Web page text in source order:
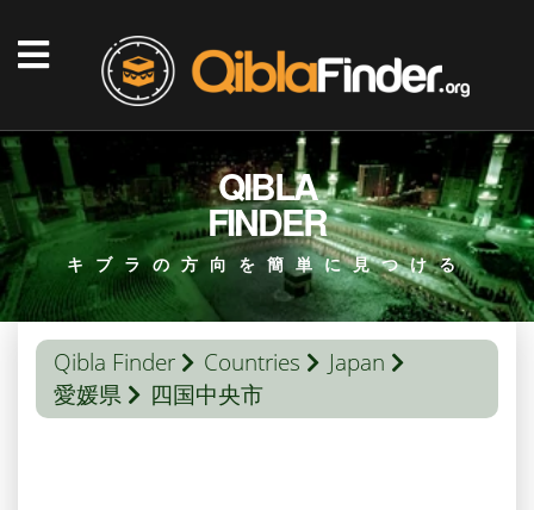
QIBLA
FINDER
キブラの方向を簡単に見つける
Qibla Finder Countries
Japan
愛媛県
四国中央市